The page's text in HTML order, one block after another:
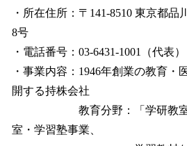
・所在住所：〒141-8510 東京都品
8号
・電話番号：03-6431-1001（代表）
・事業内容：1946年創業の教育・
開する持株会社
教育分野：「学研教室」
室・学習塾事業、